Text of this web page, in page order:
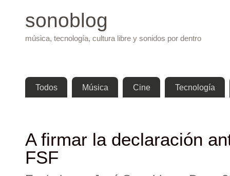
sonoblog
música, tecnología, cultura libre y sonidos por dentro
Menú principal
Todos Música Cine Tecnología
A firmar la declaración
FSF